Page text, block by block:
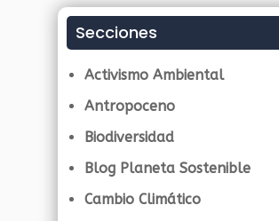
Secciones
Activismo Ambiental
Antropoceno
Biodiversidad
Blog Planeta Sostenible
Cambio Climático